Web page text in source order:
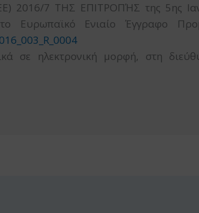
2016/7 ΤΗΣ ΕΠΙΤΡΟΠΉΣ της 5ης
Ευρωπαϊκό Ενιαίο Έγγραφο
σε ηλεκτρονική μορφή, στη